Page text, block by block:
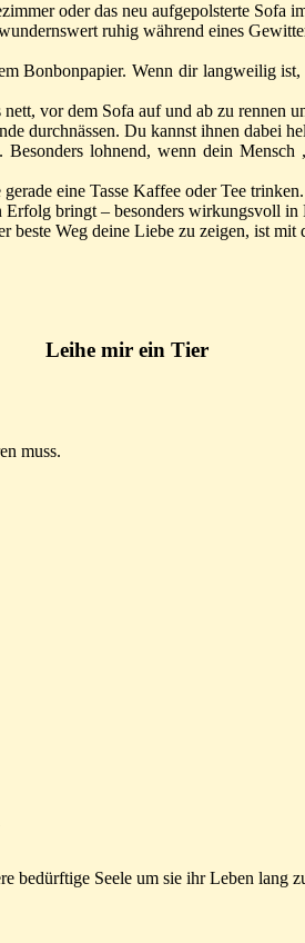
oder das neu aufgepolsterte Sofa
ruhig während eines
Bonbonpapier. Wenn dir langweilig
vor dem Sofa auf und ab zu rennen
durchnässen. Du kannst ihnen dabei
lohnend, wenn dein
eine Tasse Kaffee oder Tee trinken.
bringt – besonders wirkungsvoll
Weg deine Liebe zu zeigen, ist
Leihe mir ein Tier
muss.
bedürftige Seele um sie ihr Leben lang